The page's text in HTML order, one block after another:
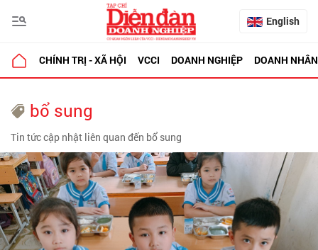
English
CHÍNH TRỊ - XÃ HỘI VCCI DOANH NGHIỆP DOANH NHÂN
bổ sung
Tin tức cập nhật liên quan đến bổ sung